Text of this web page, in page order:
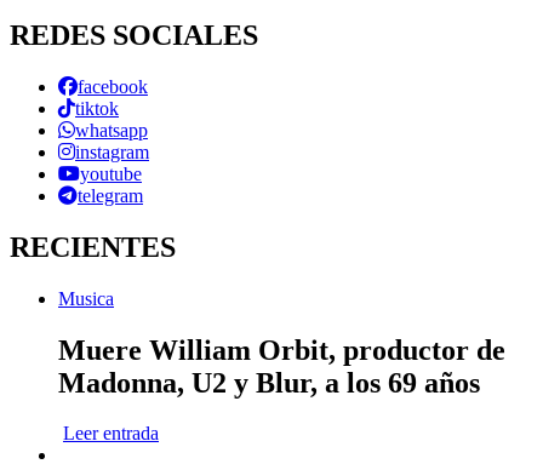
REDES SOCIALES
facebook
tiktok
whatsapp
instagram
youtube
telegram
RECIENTES
Musica
Muere William Orbit, productor de
Madonna, U2 y Blur, a los 69 años
Leer entrada